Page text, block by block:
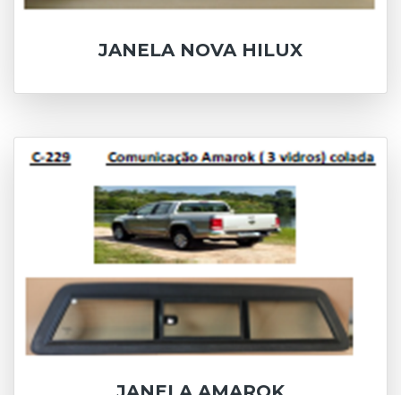
JANELA NOVA HILUX